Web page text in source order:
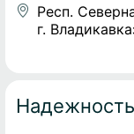
Респ.
г.
Надежность